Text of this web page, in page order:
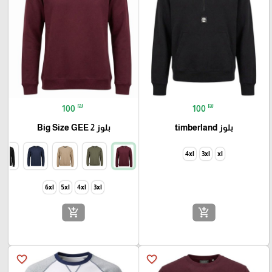
100 ₪
بلوز timberland
xl
3xl
4xl
add_shopping_cart
100 ₪
بلوز Big Size GEE 2
3xl
4xl
5xl
6xl
add_shopping_cart
favorite_border
favorite_border